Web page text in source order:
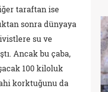
taraftan ise
sonra dünyaya
su ve
Ancak bu çaba,
100 kiloluk
korktuğunu da